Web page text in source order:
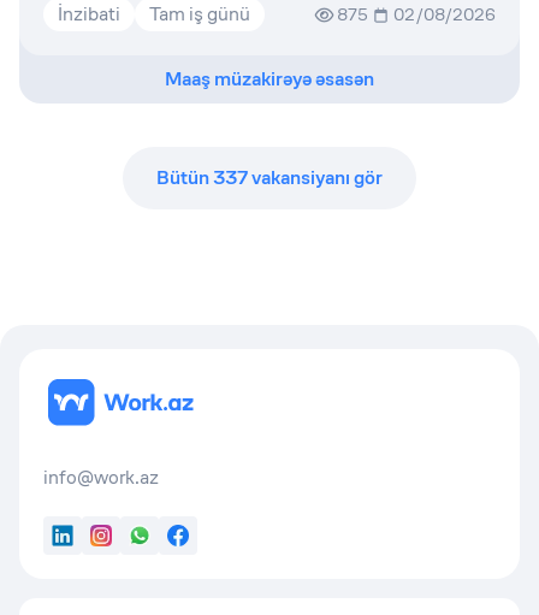
İnzibati Tam iş günü 875 02/08/2026
Maaş müzakirəyə əsasən
Bütün337vakansiyanı gör
info@work.az
LinkedInInstagram
WhatsApp
Facebook